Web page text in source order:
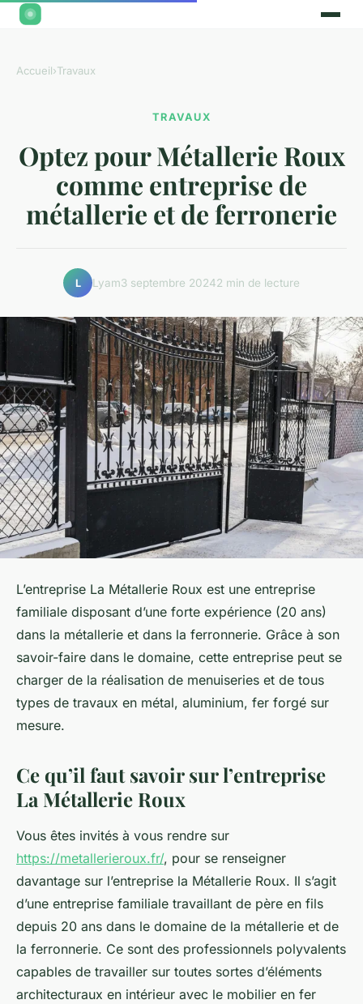
Accueil›Travaux
TRAVAUX
Optez pour Métallerie Roux
comme entreprise de
métallerie et de ferronerie
L Lyam3 septembre 20242 min de lecture
L’entreprise La Métallerie Roux est une entreprise
familiale disposant d’une forte expérience (20 ans)
dans la métallerie et dans la ferronnerie. Grâce à son
savoir-faire dans le domaine, cette entreprise peut se
charger de la réalisation de menuiseries et de tous
types de travaux en métal, aluminium, fer forgé sur
mesure.
Ce qu’il faut savoir sur l’entreprise
La Métallerie Roux
Vous êtes invités à vous rendre sur
https://metallerieroux.fr/, pour se renseigner
davantage sur l’entreprise la Métallerie Roux. Il s’agit
d’une entreprise familiale travaillant de père en fils
depuis 20 ans dans le domaine de la métallerie et de
la ferronnerie. Ce sont des professionnels polyvalents
capables de travailler sur toutes sortes d’éléments
architecturaux en intérieur avec le mobilier en fer